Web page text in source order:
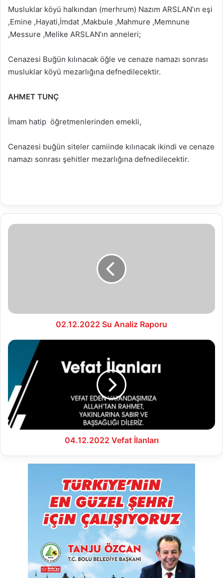
Musluklar köyü halkından (merhrum) Nazım ARSLAN’ın eşi
,Emine ,Hayati,İmdat ,Makbule ,Mahmure ,Memnune
,Messure ,Melike ARSLAN’ın anneleri;
Cenazesi Buğün kılınacak öğle ve cenaze namazı sonrası
musluklar köyü mezarlığına defnedilecektir.
AHMET TUNÇ
İmam hatip öğretmenlerinden emekli,
Cenazesi buğün siteler camiinde kılınacak ikindi ve cenaze
namazı sonrası şehitler mezarlığına defnedilecektir.
02.12.2022
02.12.2022 Su Analiz Raporu
04.12.2022
04.12.2022 Vefat İlanları